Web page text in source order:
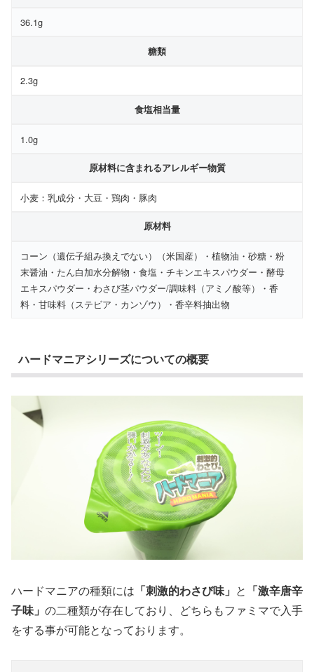
36.1g
糖類
2.3g
食塩相当量
1.0g
原材料に含まれるアレルギー物質
小麦：乳成分・大豆・鶏肉・豚肉
原材料
コーン（遺伝子組み換えでない）（米国産）・植物油・砂糖・粉
末醤油・たん白加水分解物・食塩・チキンエキスパウダー・酵母
エキスパウダー・わさび茎パウダー/調味料（アミノ酸等）・香
料・甘味料（ステビア・カンゾウ）・香辛料抽出物
ハードマニアシリーズについての概要
ハードマニアの種類には 「刺激的わさび味」 と 「激辛唐辛
子味」 の二種類が存在しており、どちらもファミマで入手
をする事が可能となっております。